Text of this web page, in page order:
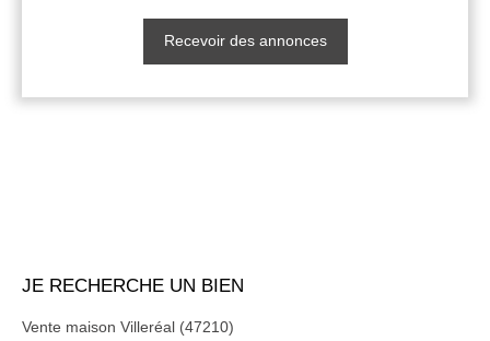
Recevoir des annonces
JE RECHERCHE UN BIEN
Vente maison Villeréal (47210)